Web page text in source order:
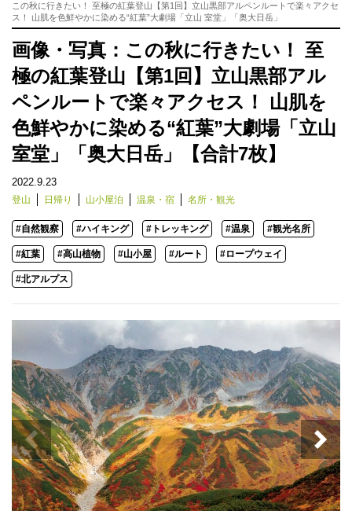
この秋に行きたい！ 至極の紅葉登山【第1回】立山黒部アルペンルートで楽々アクセ
ス！ 山肌を色鮮やかに染める“紅葉”大劇場「立山 室堂」「奥大日岳」
画像・写真：この秋に行きたい！ 至
極の紅葉登山【第1回】立山黒部アル
ペンルートで楽々アクセス！ 山肌を
色鮮やかに染める“紅葉”大劇場「立山
室堂」「奥大日岳」【合計7枚】
2022.9.23
登山 日帰り 山小屋泊 温泉・宿 名所・観光
#自然観察 #ハイキング #トレッキング #温泉 #観光名所
#紅葉 #高山植物 #山小屋 #ルート #ロープウェイ
#北アルプス